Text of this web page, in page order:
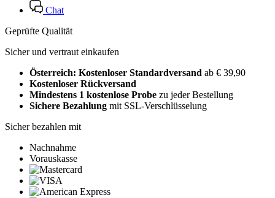
Chat
Geprüfte Qualität
Sicher und vertraut einkaufen
Österreich: Kostenloser Standardversand ab € 39,90
Kostenloser Rückversand
Mindestens 1 kostenlose Probe zu jeder Bestellung
Sichere Bezahlung mit SSL-Verschlüsselung
Sicher bezahlen mit
Nachnahme
Vorauskasse